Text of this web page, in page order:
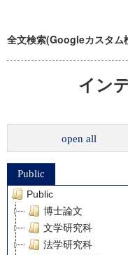
全文検索(Googleカスタム
イン
open all
Public
Public
博士論文
文学研究科
法学研究科